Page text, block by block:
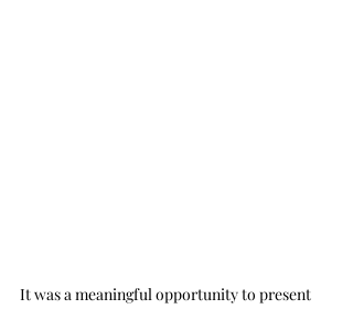
It was a meaningful opportunity to present